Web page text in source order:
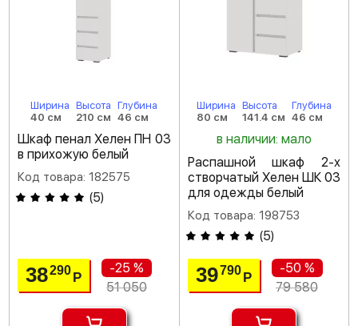
Ширина
40 см
Высота
210 см
Глубина
46 см
Шкаф пенал Хелен ПН 03
в прихожую белый
Код товара: 182575
(5)
38290Р
-25 %
51 050
Ширина
80 см
Высота
141.4 см
Глубина
46 см
в наличии: мало
Распашной шкаф 2-х
створчатый Хелен ШК 03
для одежды белый
Код товара: 198753
(5)
39790 Р
-50 %
79 580